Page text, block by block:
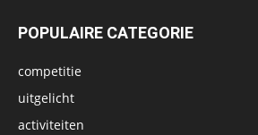
POPULAIRE CATEGORIE
competitie
uitgelicht
activiteiten